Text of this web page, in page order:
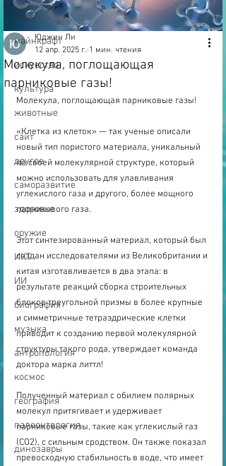
игры
майнкрафт
искусство
культура
животные
сайт
другое
саморазвитие
здоровье
оружие
ИКТ
ИИ
биография
музыка
антропология
космос
география
палеонтология
динозавры
Молекула, поглощающая
парниковые газы!
Юджин Ли
12 апр. 2025 г. 1 мин. чтения
Молекула, поглощающая парниковые газы!
«Клетка из клеток» — так ученые описали
новый тип пористого материала, уникальный
по своей молекулярной структуре, который
можно использовать для улавливания
углекислого газа и другого, более мощного
парникового газа.
Этот синтезированный материал, который был
создан исследователями из Великобритании и
китая изготавливается в два этапа: в
результате реакций сборка строительных
блоков треугольной призмы в более крупные
и симметричные тетраэдрические клетки
приводит к созданию первой молекулярной
структуры такого рода, утверждает команда
доктора марка литтл!
Полученный материал с обилием полярных
молекул притягивает и удерживает
парниковые газы, такие как углекислый газ
(CO2), с сильным сродством. Он также показал
превосходную стабильность в воде, что имеет